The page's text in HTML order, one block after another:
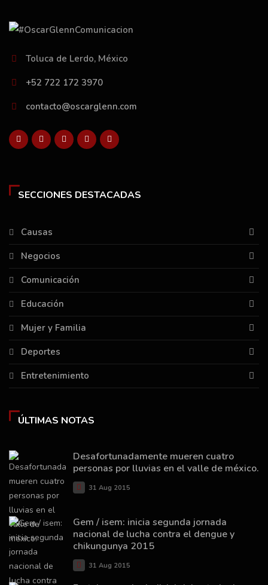
Toluca de Lerdo, México
+52 722 172 3970
contacto@oscarglenn.com
SECCIONES DESTACADAS
Causas
Negocios
Comunicación
Educación
Mujer y Familia
Deportes
Entretenimiento
ÚLTIMAS NOTAS
Desafortunadamente mueren cuatro
personas por lluvias en el valle de méxico.
31 Aug 2015
Gem / isem: inicia segunda jornada
nacional de lucha contra el dengue y
chikungunya 2015
31 Aug 2015